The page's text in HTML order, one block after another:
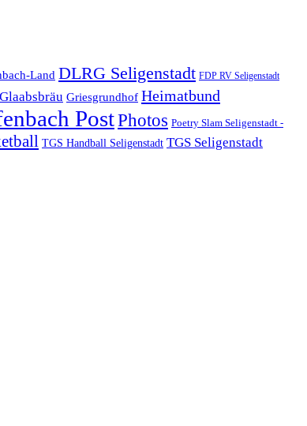
Land DLRG Seligenstadt FDP RV Seligenstadt
Glaabsbräu Griesgrundhof Heimatbund
PostPhotos Poetry Slam Seligenstadt -
TGS Handball Seligenstadt TGS Seligenstadt